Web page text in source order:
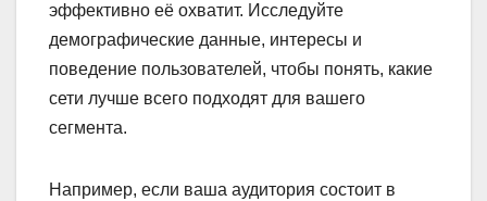
эффективно её охватит. Исследуйте
демографические данные, интересы и
поведение пользователей, чтобы понять, какие
сети лучше всего подходят для вашего
сегмента.
Например, если ваша аудитория состоит в